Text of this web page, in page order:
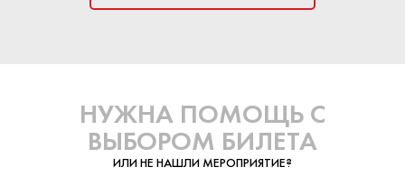
НУЖНА ПОМОЩЬ С
ВЫБОРОМ БИЛЕТА
ИЛИ НЕ НАШЛИ МЕРОПРИЯТИЕ?